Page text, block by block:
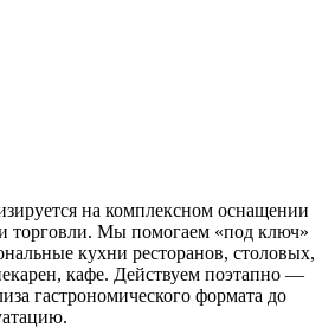
на комплексном оснащении
торговли. Мы помогаем «под ключ»
кухни ресторанов, столовых,
кафе. Действуем поэтапно —
гастрономического формата до